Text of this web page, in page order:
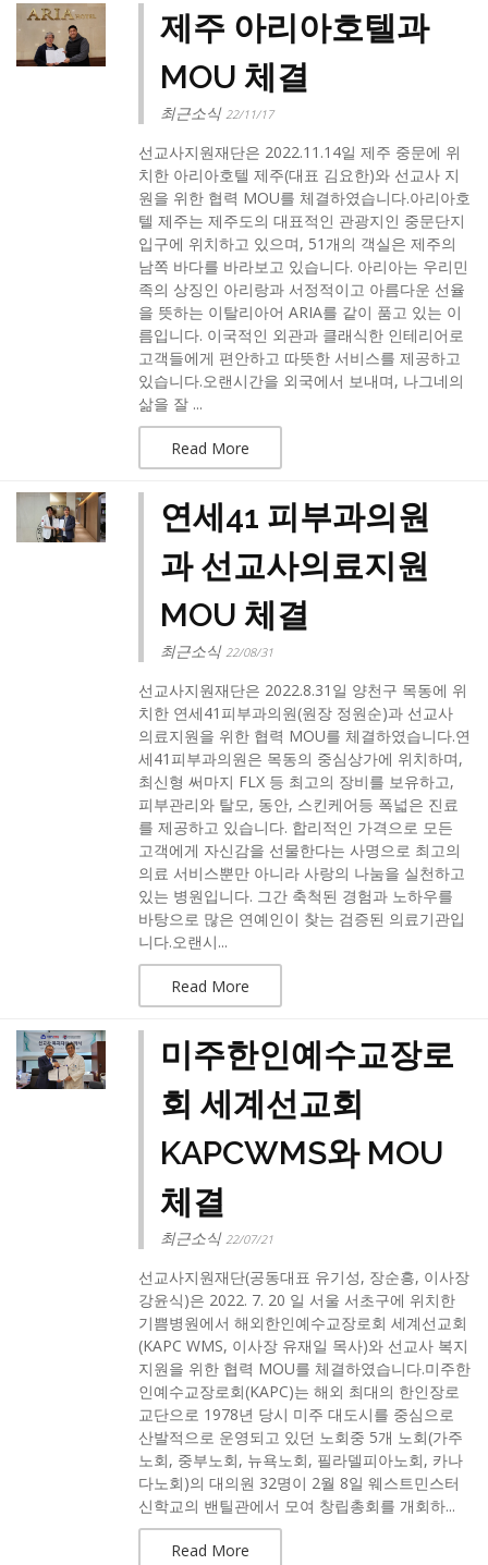
제주 아리아호텔과
MOU 체결
최근소식 22/11/17
선교사지원재단은 2022.11.14일 제주 중문에 위
치한 아리아호텔 제주(대표 김요한)와 선교사 지
원을 위한 협력 MOU를 체결하였습니다.​아리아호
텔 제주는 제주도의 대표적인 관광지인 중문단지
입구에 위치하고 있으며, 51개의 객실은 제주의
남쪽 바다를 바라보고 있습니다. 아리아는 우리민
족의 상징인 아리랑과 서정적이고 아름다운 선율
을 뜻하는 이탈리아어 ARIA를 같이 품고 있는 이
름입니다. 이국적인 외관과 클래식한 인테리어로
고객들에게 편안하고 따뜻한 서비스를 제공하고
있습니다.​오랜시간을 외국에서 보내며, 나그네의
삶을 잘 ...
Read More
연세41 피부과의원
과 선교사의료지원
MOU 체결
최근소식 22/08/31
선교사지원재단은 2022.8.31일 양천구 목동에 위
치한 연세41피부과의원(원장 정원순)과 선교사
의료지원을 위한 협력 MOU를 체결하였습니다.​연
세41피부과의원은 목동의 중심상가에 위치하며,
최신형 써마지 FLX 등 최고의 장비를 보유하고,
피부관리와 탈모, 동안, 스킨케어등 폭넓은 진료
를 제공하고 있습니다. 합리적인 가격으로 모든
고객에게 자신감을 선물한다는 사명으로 최고의
의료 서비스뿐만 아니라 사랑의 나눔을 실천하고
있는 병원입니다. 그간 축척된 경험과 노하우를
바탕으로 많은 연예인이 찾는 검증된 의료기관입
니다.​오랜시...
Read More
미주한인예수교장로
회 세계선교회
KAPCWMS와 MOU
체결
최근소식 22/07/21
선교사지원재단(공동대표 유기성, 장순흥, 이사장
강윤식)은 2022. 7. 20 일 서울 서초구에 위치한
기쁨병원에서 해외한인예수교장로회 세계선교회
(KAPC WMS, 이사장 유재일 목사)와 선교사 복지
지원을 위한 협력 MOU를 체결하였습니다.​미주한
인예수교장로회(KAPC)는 해외 최대의 한인장로
교단으로 1978년 당시 미주 대도시를 중심으로
산발적으로 운영되고 있던 노회중 5개 노회(가주
노회, 중부노회, 뉴욕노회, 필라델피아노회, 카나
다노회)의 대의원 32명이 2월 8일 웨스트민스터
신학교의 밴틸관에서 모여 창립총회를 개회하...
Read More